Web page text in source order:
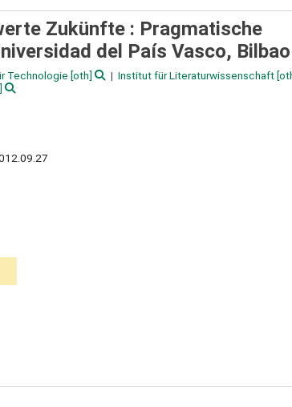
Zukünfte : Pragmatische
del País Vasco, Bilbao
Technologie [oth] Institut für Literaturwissenschaft